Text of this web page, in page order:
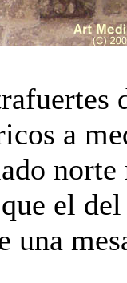
a
norte
el
una